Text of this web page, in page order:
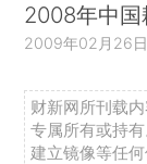
2008年中
2009年02月26日
财新网所刊载
专属所有或持
建立镜像等任何